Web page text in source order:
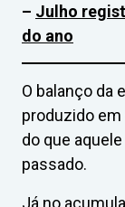
– Julho
do ano
O balanço da
produzido
do que
passado.
Já no